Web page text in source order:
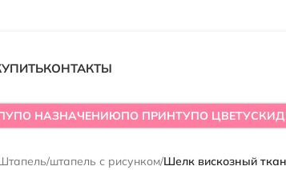
КОНТАКТЫ
ПО НАЗНАЧЕНИЮПО ПРИНТУПО ЦВЕТУ
/штапель с рисунком/Шелк вискозный